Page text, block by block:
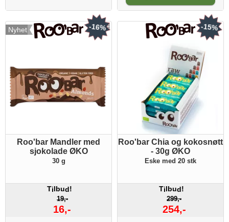
Nyhet
Roo'bar Mandler med
sjokolade ØKO
30 g
Tilbud!
19,-
16,-
-16%
Roo'bar Chia og kokosnøtt
- 30g ØKO
Eske med 20 stk
Tilbud!
299,-
254,-
-15%